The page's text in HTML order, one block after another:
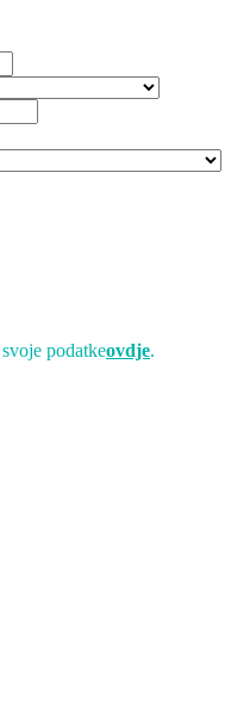
podatkeovdje.